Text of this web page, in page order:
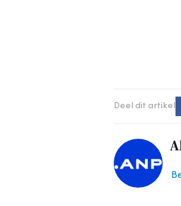
Deel dit artikel